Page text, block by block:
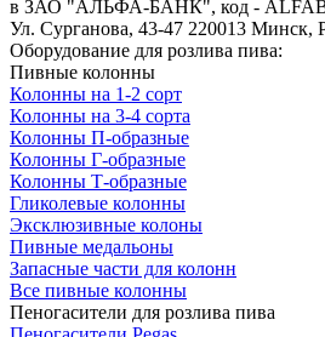
в ЗАО "АЛЬФА-БАНК", код -
Ул. Сурганова, 43-47 220013 Минск,
Оборудование для розлива пива:
Пивные колонны
Колонны на 1-2 сорт
Колонны на 3-4 сорта
Колонны П-образные
Колонны Г-образные
Колонны Т-образные
Гликолевые колонны
Эксклюзивные колоны
Пивные медальоны
Запасные части для колонн
Все пивные колонны
Пеногасители для розлива пива